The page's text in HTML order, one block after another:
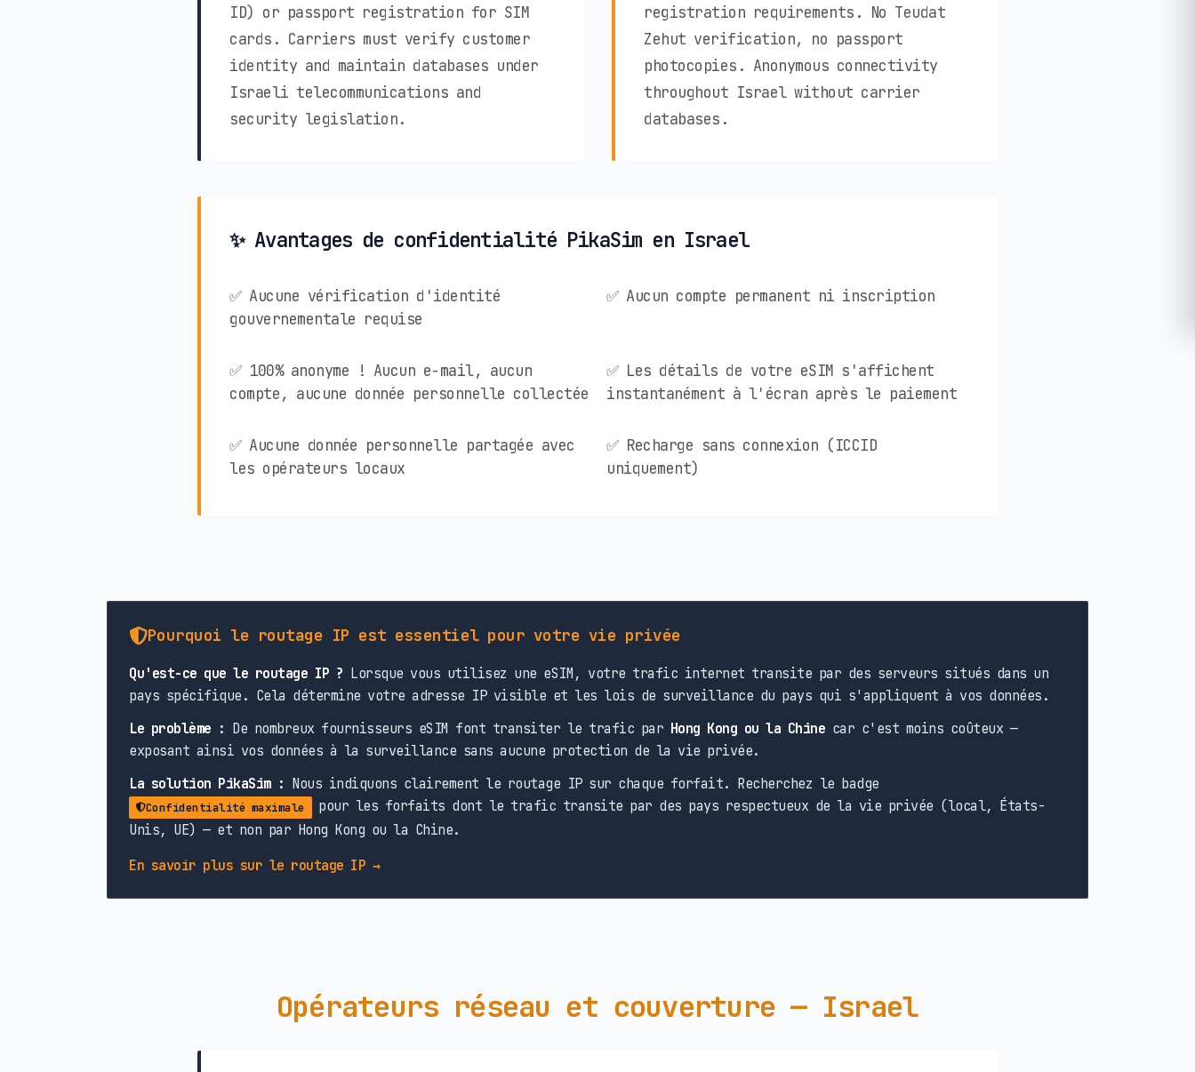
ID) or passport registration for SIM
cards. Carriers must verify customer
identity and maintain databases under
Israeli telecommunications and
security legislation.
registration requirements. No Teudat
Zehut verification, no passport
photocopies. Anonymous connectivity
throughout Israel without carrier
databases.
✨ Avantages de confidentialité PikaSim en Israel
✅ Aucune vérification d'identité
gouvernementale requise
✅ Aucun compte permanent ni inscription
✅ 100% anonyme ! Aucun e-mail, aucun
compte, aucune donnée personnelle collectée
✅ Les détails de votre eSIM s'affichent
instantanément à l'écran après le paiement
✅ Aucune donnée personnelle partagée avec
les opérateurs locaux
✅ Recharge sans connexion (ICCID
uniquement)
Pourquoi le routage IP est essentiel pour votre vie privée
Qu'est-ce que le routage IP ? Lorsque vous utilisez une eSIM, votre trafic internet transite par des serveurs situés dans un
pays spécifique. Cela détermine votre adresse IP visible et les lois de surveillance du pays qui s'appliquent à vos données.
Le problème : De nombreux fournisseurs eSIM font transiter le trafic par Hong Kong ou la Chine car c'est moins coûteux —
exposant ainsi vos données à la surveillance sans aucune protection de la vie privée.
La solution PikaSim : Nous indiquons clairement le routage IP sur chaque forfait. Recherchez le badge
Confidentialité maximale
pour les forfaits dont le trafic transite par des pays respectueux de la vie privée (local, États-
Unis, UE) — et non par Hong Kong ou la Chine.
En savoir plus sur le routage IP →
Opérateurs réseau et couverture — Israel